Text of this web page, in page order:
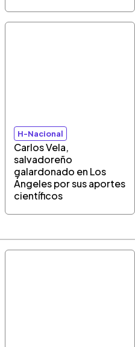
H-Nacional
Carlos Vela,
salvadoreño
galardonado en Los
Ángeles por sus aportes
científicos